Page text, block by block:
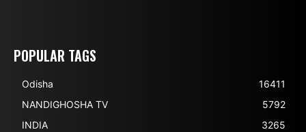
POPULAR TAGS
Odisha
16411
NANDIGHOSHA TV
5792
INDIA
3265